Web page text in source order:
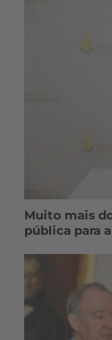
Muito mais
pública para